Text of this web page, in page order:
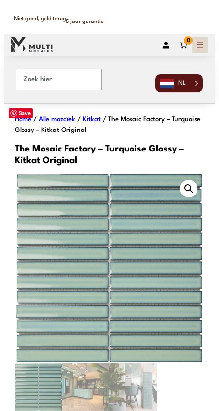
Binnen 1-2 werkdagen geleverd
365 dagen retour
…
0
NL
Save
Home/ Alle mozaïek/ Kitkat/ The Mosaic Factory – Turquoise
Glossy – Kitkat Original
The Mosaic Factory – Turquoise Glossy –
Kitkat Original